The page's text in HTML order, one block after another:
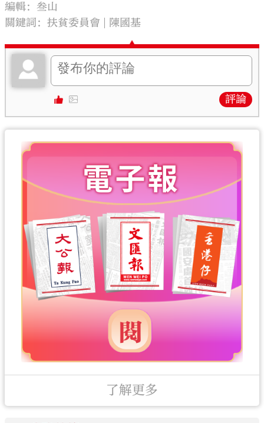
編輯：叁山
關鍵詞：扶貧委員會 陳國基
評論
了解更多